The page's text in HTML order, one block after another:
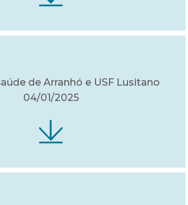
de Arranhó e USF Lusitano
04/01/2025